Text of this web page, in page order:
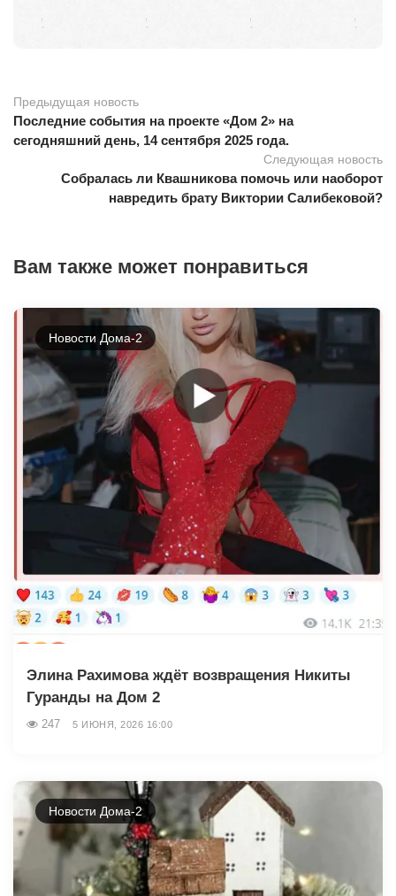
Предыдущая новость
Последние события на проекте «Дом 2» на
сегодняшний день, 14 сентября 2025 года.
Следующая новость
Собралась ли Квашникова помочь или наоборот
навредить брату Виктории Салибековой?
Вам также может понравиться
Новости Дома-2
Элина Рахимова ждёт возвращения Никиты
Гуранды на Дом 2
247 5 ИЮНЯ, 2026 16:00
Новости Дома-2